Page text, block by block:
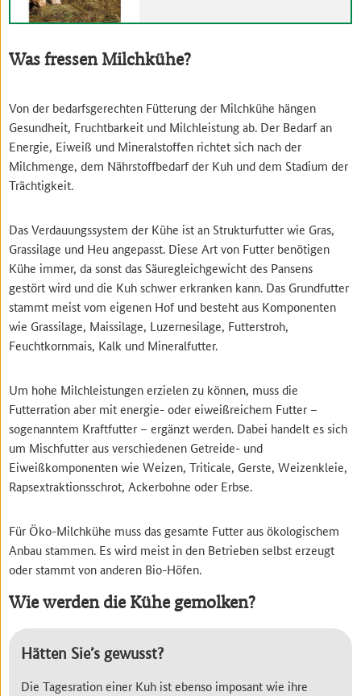
Hätten Sie’s gewusst?
Die Tagesration einer Kuh ist ebenso imposant wie ihre
Was fressen Milchkühe?
Von der bedarfsgerechten Fütterung der Milchkühe hängen
Gesundheit, Fruchtbarkeit und Milchleistung ab. Der Bedarf an
Energie, Eiweiß und Mineralstoffen richtet sich nach der
Milchmenge, dem Nährstoffbedarf der Kuh und dem Stadium der
Trächtigkeit.
Das Verdauungssystem der Kühe ist an Strukturfutter wie Gras,
Grassilage und Heu angepasst. Diese Art von Futter benötigen
Kühe immer, da sonst das Säuregleichgewicht des Pansens
gestört wird und die Kuh schwer erkranken kann. Das Grundfutter
stammt meist vom eigenen Hof und besteht aus Komponenten
wie Grassilage, Maissilage, Luzernesilage, Futterstroh,
Feuchtkornmais, Kalk und Mineralfutter.
Um hohe Milchleistungen erzielen zu können, muss die
Futterration aber mit energie- oder eiweißreichem Futter –
sogenanntem Kraftfutter – ergänzt werden. Dabei handelt es sich
um Mischfutter aus verschiedenen Getreide- und
Eiweißkomponenten wie Weizen, Triticale, Gerste, Weizenkleie,
Rapsextraktionsschrot, Ackerbohne oder Erbse.
Für Öko-Milchkühe muss das gesamte Futter aus ökologischem
Anbau stammen. Es wird meist in den Betrieben selbst erzeugt
oder stammt von anderen Bio-Höfen.
Wie werden die Kühe gemolken?